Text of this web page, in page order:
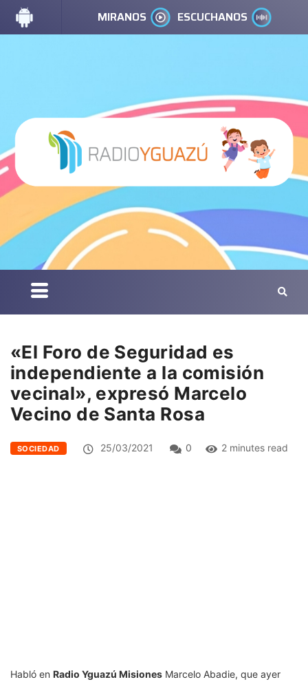
MIRANOS ESCUCHANOS
«El Foro de Seguridad es
independiente a la comisión
vecinal», expresó Marcelo
Vecino de Santa Rosa
SOCIEDAD 25/03/2021 0 2 minutes read
Habló en Radio Yguazú Misiones Marcelo Abadie, que ayer